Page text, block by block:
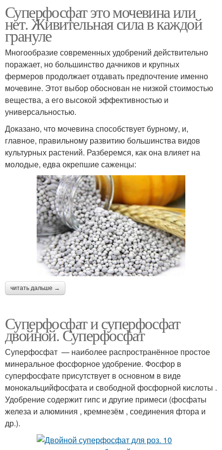
Суперфосфат это мочевина или
нет. Живительная сила в каждой
грануле
Многообразие современных удобрений действительно
поражает, но большинство дачников и крупных
фермеров продолжает отдавать предпочтение именно
мочевине. Этот выбор обоснован не низкой стоимостью
вещества, а его высокой эффективностью и
универсальностью.
Доказано, что мочевина способствует бурному, и,
главное, правильному развитию большинства видов
культурных растений. Разберемся, как она влияет на
молодые, едва окрепшие саженцы:
читать дальше →
Суперфосфат и суперфосфат
двойной. Суперфосфат
Суперфосфат — наиболее распространённое простое
минеральное фосфорное удобрение. Фосфор в
суперфосфате присутствует в основном в виде
монокальцийфосфата и свободной фосфорной кислоты .
Удобрение содержит гипс и другие примеси (фосфаты
железа и алюминия , кремнезём , соединения фтора и
др.).